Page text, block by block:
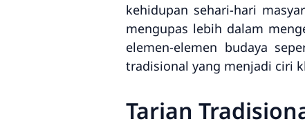
kehidupan sehari-hari
mengupas lebih dalam
elemen-elemen budaya
tradisional yang menjadi ciri
Tarian